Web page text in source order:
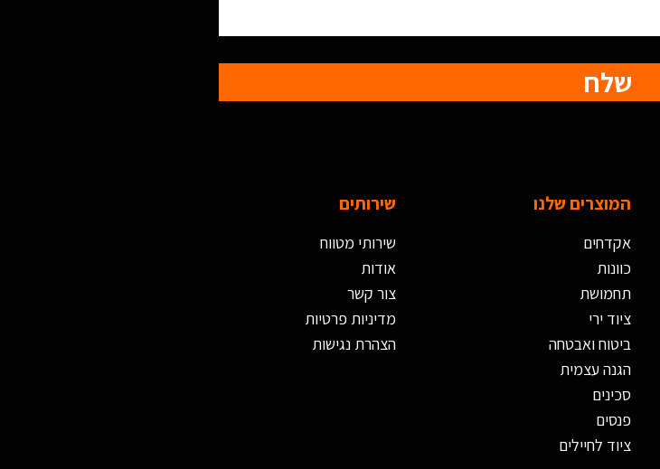
שלח
שירותים
שירותי מטווח
אודות
צור קשר
מדיניות פרטיות
הצהרת נגישות
המוצרים שלנו
אקדחים
כוונות
תחמושת
ציוד ירי
ביטוח ואבטחה
הגנה עצמית
סכינים
פנסים
ציוד לחיילים